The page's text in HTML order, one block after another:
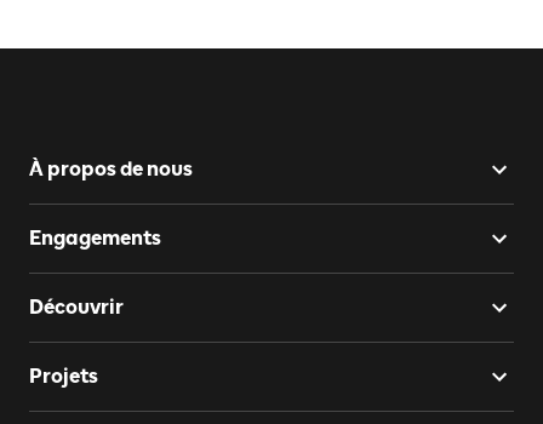
À propos de nous
Engagements
Découvrir
Projets